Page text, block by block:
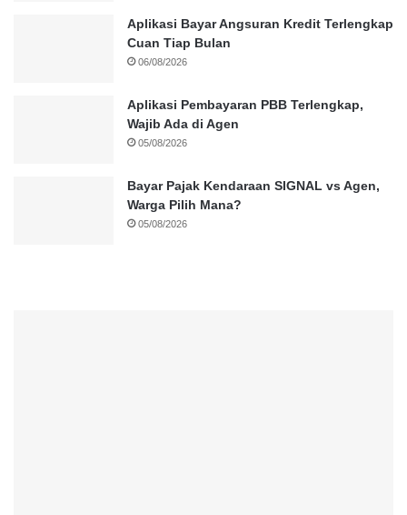
Aplikasi Bayar Angsuran Kredit Terlengkap
Cuan Tiap Bulan
06/08/2026
Aplikasi Pembayaran PBB Terlengkap,
Wajib Ada di Agen
05/08/2026
Bayar Pajak Kendaraan SIGNAL vs Agen,
Warga Pilih Mana?
05/08/2026